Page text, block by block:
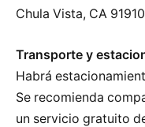
Chula Vista, CA 91910
Transporte y
Habrá
Se recomienda
un servicio gratuito